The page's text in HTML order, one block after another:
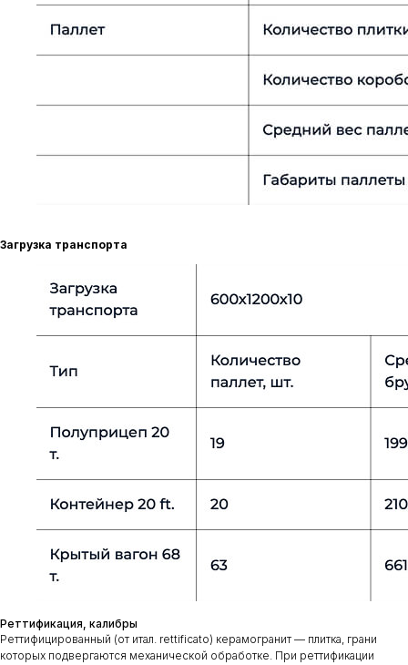
Загрузка транспорта
Реттификация, калибры
Реттифицированный (от итал. rettificato) керамогранит — плитка, грани
которых подвергаются механической обработке. При реттификации